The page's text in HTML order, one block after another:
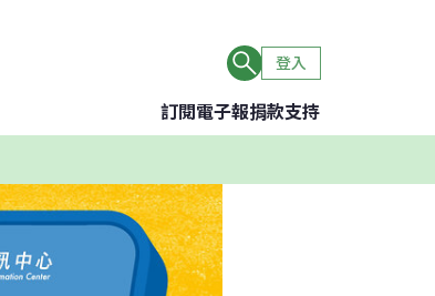
登入
訂閱電子報捐款支持